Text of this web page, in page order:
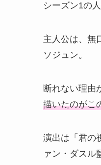
シーズン1の
主人公は、無
ソジュン。
断れない理由
描いたのがこ
演出は「君の
ァン・ダスル